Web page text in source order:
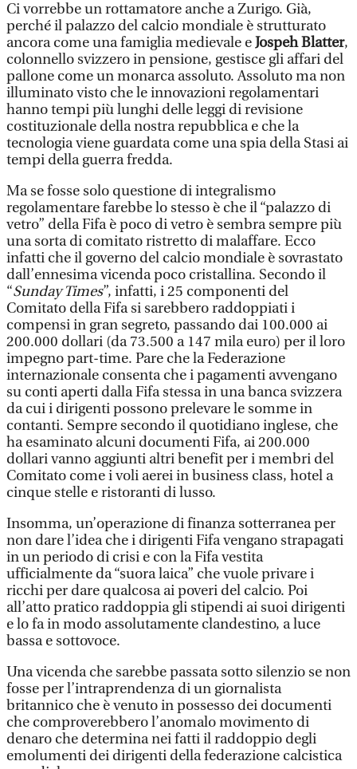
Ci vorrebbe un rottamatore anche a Zurigo. Già,
perché il palazzo del calcio mondiale è strutturato
ancora come una famiglia medievale eJospeh Blatter,
colonnello svizzero in pensione, gestisce gli affari del
pallone come un monarca assoluto. Assoluto ma non
illuminato visto che le innovazioni regolamentari
hanno tempi più lunghi delle leggi di revisione
costituzionale della nostra repubblica e che la
tecnologia viene guardata come una spia della Stasi ai
tempi della guerra fredda.
Ma se fosse solo questione di integralismo
regolamentare farebbe lo stesso è che il “palazzo di
vetro” della Fifa è poco di vetro è sembra sempre più
una sorta di comitato ristretto di malaffare. Ecco
infatti che il governo del calcio mondiale è sovrastato
dall’ennesima vicenda poco cristallina. Secondo il
“Sunday Times”, infatti, i 25 componenti del
Comitato della Fifa si sarebbero raddoppiati i
compensi in gran segreto, passando dai 100.000 ai
200.000 dollari (da 73.500 a 147 mila euro) per il loro
impegno part-time. Pare che la Federazione
internazionale consenta che i pagamenti avvengano
su conti aperti dalla Fifa stessa in una banca svizzera
da cui i dirigenti possono prelevare le somme in
contanti. Sempre secondo il quotidiano inglese, che
ha esaminato alcuni documenti Fifa, ai 200.000
dollari vanno aggiunti altri benefit per i membri del
Comitato come i voli aerei in business class, hotel a
cinque stelle e ristoranti di lusso.
Insomma, un’operazione di finanza sotterranea per
non dare l’idea che i dirigenti Fifa vengano strapagati
in un periodo di crisi e con la Fifa vestita
ufficialmente da “suora laica” che vuole privare i
ricchi per dare qualcosa ai poveri del calcio. Poi
all’atto pratico raddoppia gli stipendi ai suoi dirigenti
e lo fa in modo assolutamente clandestino, a luce
bassa e sottovoce.
Una vicenda che sarebbe passata sotto silenzio se non
fosse per l’intraprendenza di un giornalista
britannico che è venuto in possesso dei documenti
che comproverebbero l’anomalo movimento di
denaro che determina nei fatti il raddoppio degli
emolumenti dei dirigenti della federazione calcistica